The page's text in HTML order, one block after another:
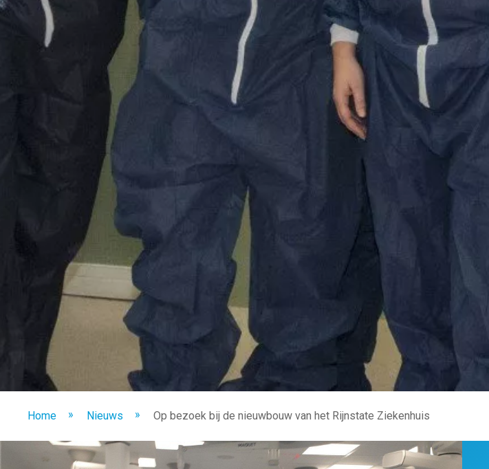
Home » Nieuws » Op bezoek bij de nieuwbouw van het Rijnstate Ziekenhuis